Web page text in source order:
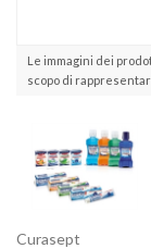
Le immagini dei
scopo di
Curasept